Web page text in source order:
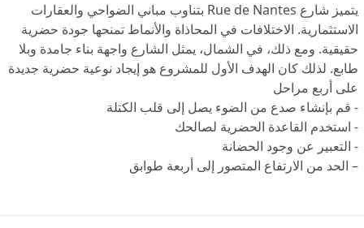
يتميز شارع Rue de Nantes بتناوب مباني الضواحي والعقارات
الاختلافات في المحاذاة والأنماط تمنحها جودة حضرية
ومع ذلك، في الشمال، يمثل الشارع واجهة بناء جامدة وبلا
لذلك كان الهدف الأول للمشروع هو إيجاد نوعية حضرية جديدة
أربع مراحل
قم بإنشاء صدع من الضوء يصل إلى قلب الكتلة
استخدم القاعدة الحضرية لصالحك
التعبير عن وجود الحضانة
الحد من الارتفاع المتصور إلى أربعة طوابق